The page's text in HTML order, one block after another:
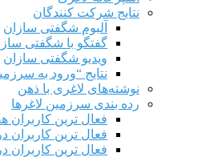
نتایج شرکت کنندگان
آلبوم شگفتی سازان
گفتگو با شگفتی
ویدیو شگفتی سازان
نتایج “ورود به
نوشته‌های لاغری با ذهن
رده بندی سرزمین لاغرها
فعال ترین کاربران
فعال ترین کاربران
فعال ترین کاربران